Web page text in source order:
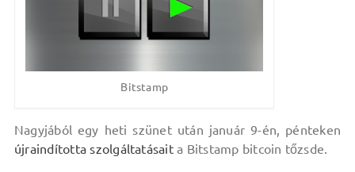
Bitstamp
Nagyjából egy heti szünet után január 9-én, pénteken
újraindította szolgáltatásaita Bitstamp bitcoin tőzsde.